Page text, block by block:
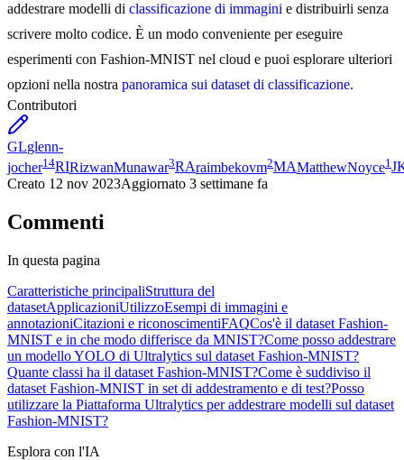
addestrare modelli di classificazione di immagini e distribuirli senza
scrivere molto codice. È un modo conveniente per eseguire
esperimenti con Fashion-MNIST nel cloud e puoi esplorare ulteriori
opzioni nella nostra panoramica sui dataset di classificazione.
Contributori
GLglenn-
jocher14RIRizwanMunawar3RAraimbekovm2MAMatthewNoyce1
Creato 12 nov 2023Aggiornato 3 settimane fa
Commenti
In questa pagina
Caratteristiche principaliStruttura del
datasetApplicazioniUtilizzoEsempi di immagini e
annotazioniCitazioni e riconoscimentiFAQCos'è il dataset Fashion-
MNIST e in che modo differisce da MNIST?Come posso addestrare
un modello YOLO di Ultralytics sul dataset Fashion-MNIST?
Quante classi ha il dataset Fashion-MNIST?Come è suddiviso il
dataset Fashion-MNIST in set di addestramento e di test?Posso
utilizzare la Piattaforma Ultralytics per addestrare modelli sul dataset
Fashion-MNIST?
Esplora con l'IA